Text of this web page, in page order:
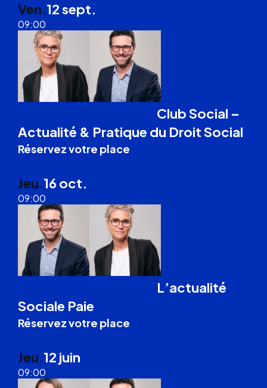
Ven.12 sept.
09:00
Club Social –
Actualité & Pratique du Droit Social
Réservez votre place
Jeu.16 oct.
09:00
L’actualité
Sociale Paie
Réservez votre place
Jeu.12 juin
09:00